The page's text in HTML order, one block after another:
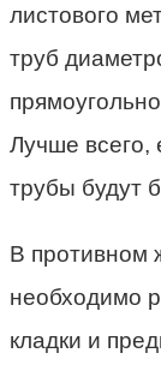
листового
труб
Лучше всего,
трубы будут
В противном
необходимо
кладки и